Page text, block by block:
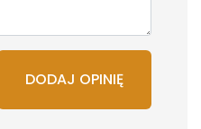
DODAJ OPINIĘ